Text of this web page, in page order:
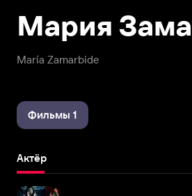
María Zamarbide
Мария
Фильмы 1
Актёр